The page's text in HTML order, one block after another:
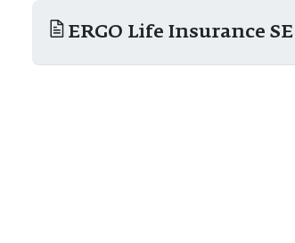
ERGO Life Insurance